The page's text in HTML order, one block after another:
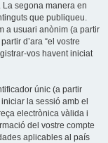
segona manera en
que publiqueu.
a usuari anònim (a partir
d’ara “el vostre
vos havent iniciat
únic (a partir
la sessió amb el
electrònica vàlida i
del vostre compte
aplicables al país